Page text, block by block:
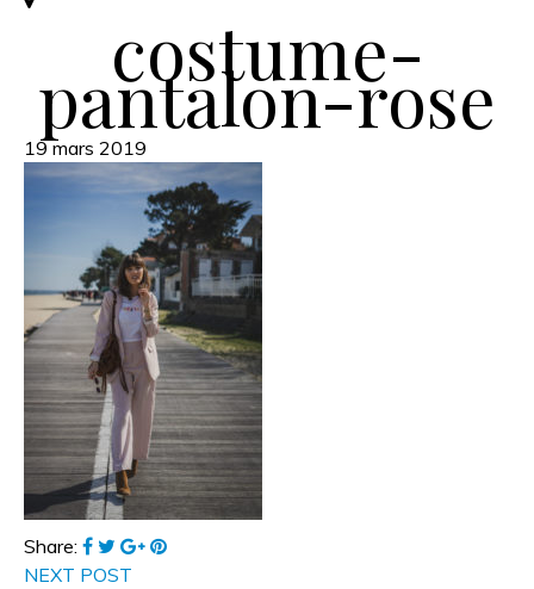
costume-
pantalon-rose
19 mars 2019
Share:
NEXT POST